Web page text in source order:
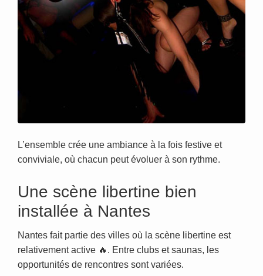
L’ensemble crée une ambiance à la fois festive et
conviviale, où chacun peut évoluer à son rythme.
Une scène libertine bien
installée à Nantes
Nantes fait partie des villes où la scène libertine est
relativement active 🔥. Entre clubs et saunas, les
opportunités de rencontres sont variées.